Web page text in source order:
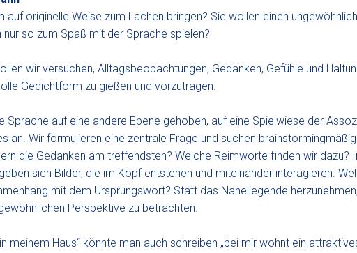
auf originelle Weise zum Lachen bringen? Sie wollen einen
so zum Spaß mit der Sprache spielen?
wir versuchen, Alltagsbeobachtungen, Gedanken, Gefühle und
Gedichtform zu gießen und vorzutragen.
Sprache auf eine andere Ebene gehoben, auf eine Spielwiese der
an. Wir formulieren eine zentrale Frage und suchen
die Gedanken am treffendsten? Welche Reimworte finden wir dazu?
sich Bilder, die im Kopf entstehen und miteinander interagieren.
mit dem Ursprungswort? Statt das Naheliegende
Perspektive zu betrachten.
meinem Haus“ könnte man auch schreiben „bei mir wohnt ein